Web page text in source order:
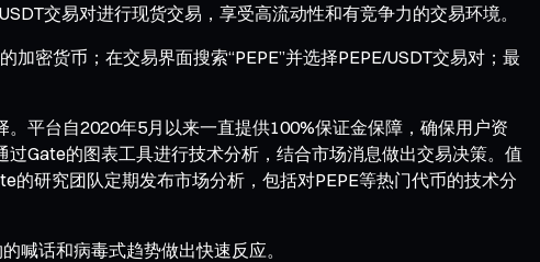
交易对进行现货交易，享受高流动性和有竞争力的交易环境。
密货币；在交易界面搜索“PEPE”并选择PEPE/USDT交易对；最
平台自2020年5月以来一直提供100%保证金保障，确保用户资
Gate的图表工具进行技术分析，结合市场消息做出交易决策。值
研究团队定期发布市场分析，包括对PEPE等热门代币的技术分
喊话和病毒式趋势做出快速反应。